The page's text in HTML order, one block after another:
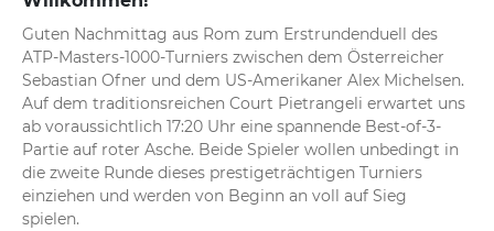
Guten Nachmittag aus Rom zum Erstrundenduell des
ATP-Masters-1000-Turniers zwischen dem Österreicher
Sebastian Ofner und dem US-Amerikaner Alex Michelsen.
Auf dem traditionsreichen Court Pietrangeli erwartet uns
ab voraussichtlich 17:20 Uhr eine spannende Best-of-3-
Partie auf roter Asche. Beide Spieler wollen unbedingt in
die zweite Runde dieses prestigeträchtigen Turniers
einziehen und werden von Beginn an voll auf Sieg
spielen.